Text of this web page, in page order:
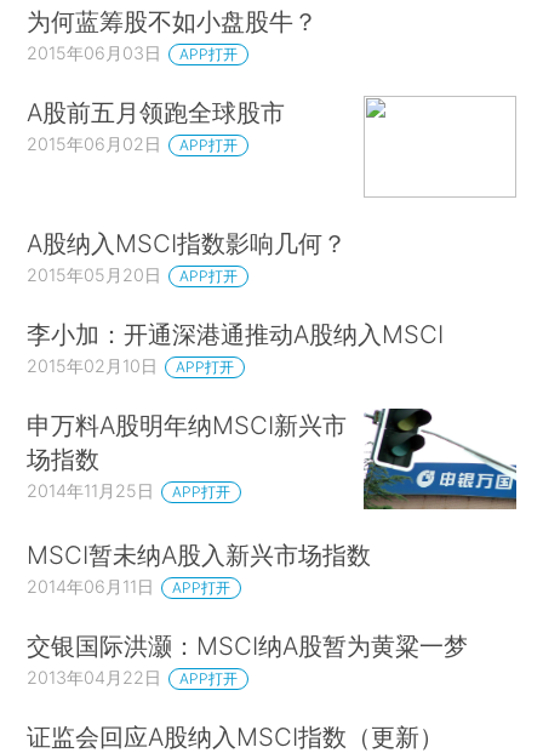
为何蓝筹股不如小盘股牛？
2015年06月03日 APP打开
A股前五月领跑全球股市
2015年06月02日 APP打开
A股纳入MSCI指数影响几何？
2015年05月20日 APP打开
李小加：开通深港通推动A股纳入MSCI
2015年02月10日 APP打开
申万料A股明年纳MSCI新兴市
场指数
2014年11月25日 APP打开
MSCI暂未纳A股入新兴市场指数
2014年06月11日 APP打开
交银国际洪灏：MSCI纳A股暂为黄粱一梦
2013年04月22日 APP打开
证监会回应A股纳入MSCI指数（更新）